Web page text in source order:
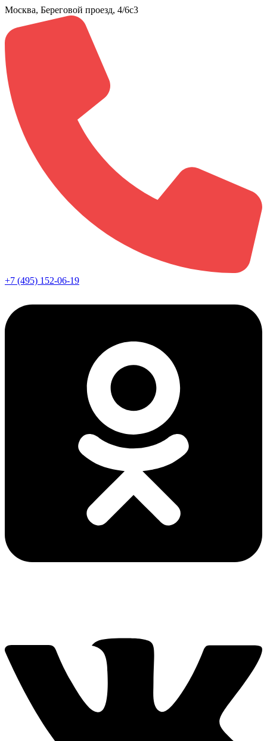
Москва, Береговой проезд, 4/6с3
+7 (495) 152-06-19